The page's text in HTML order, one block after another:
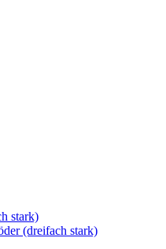
stark)
(dreifach stark)